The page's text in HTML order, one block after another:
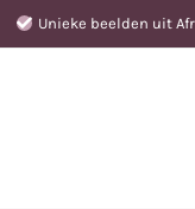
Unieke beelden uit